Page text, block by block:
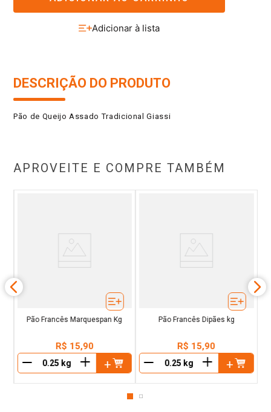
DESCRIÇÃO DO PRODUTO
Pão de Queijo Assado Tradicional Giassi
APROVEITE E COMPRE TAMBÉM
Pão Francês Marquespan Kg
R$ 15,90
＋
Pão Francês Dipães kg
R$ 15,90
＋